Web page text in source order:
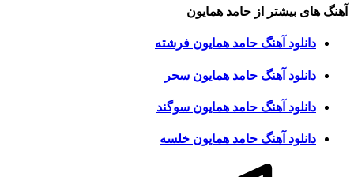
آهنگ های بیشتر از حامد همایون
دانلود آهنگ حامد همایون فرشته
دانلود آهنگ حامد همایون سحر
دانلود آهنگ حامد همایون سوگند
دانلود آهنگ حامد همایون خلسه